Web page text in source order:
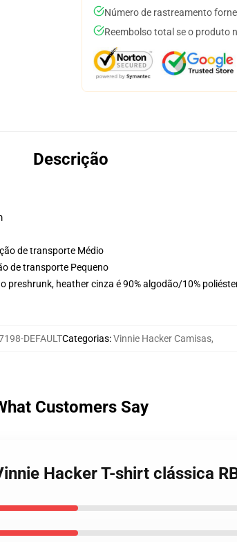
Número de rastreamento
Reembolso total se o produto
Descrição
de transporte Médio
de transporte Pequeno
heather cinza é 90% algodão/10%
DEFAULTCategorias:Vinnie Hacker Camisas,
Customers Say
Hacker T-shirt clássica